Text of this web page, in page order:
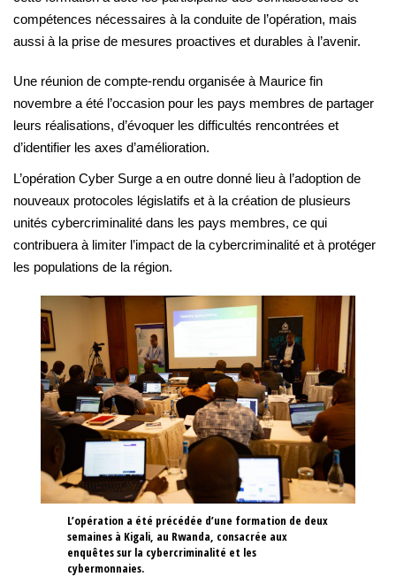
compétences nécessaires à la conduite de l’opération, mais
aussi à la prise de mesures proactives et durables à l’avenir.
Une réunion de compte-rendu organisée à Maurice fin
novembre a été l’occasion pour les pays membres de partager
leurs réalisations, d’évoquer les difficultés rencontrées et
d’identifier les axes d’amélioration.
L’opération Cyber Surge a en outre donné lieu à l’adoption de
nouveaux protocoles législatifs et à la création de plusieurs
unités cybercriminalité dans les pays membres, ce qui
contribuera à limiter l’impact de la cybercriminalité et à protéger
les populations de la région.
L’opération a été précédée d’une formation de deux
semaines à Kigali, au Rwanda, consacrée aux
enquêtes sur la cybercriminalité et les
cybermonnaies.